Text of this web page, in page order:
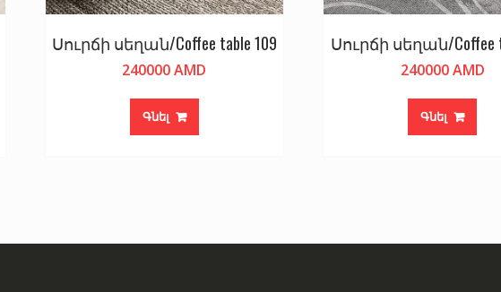
Սուրճի սեղան/Coffee table 109
240000AMD
Գնել
Սուրճի սեղան/Coffee
240000AMD
Գնել